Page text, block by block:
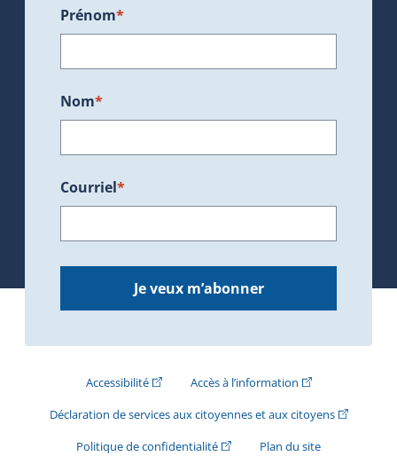
Prénom*
Nom*
Courriel*
Je veux m’abonner
Accessibilité(Cet hyperlien externe s'ouvrira dans une
Accès à l’information(Cet hyperlien
Déclaration de services aux citoyennes et aux citoyens(Cet
Politique de confidentialité(Cet hyperlien externe s'ouvrira
Plan du site